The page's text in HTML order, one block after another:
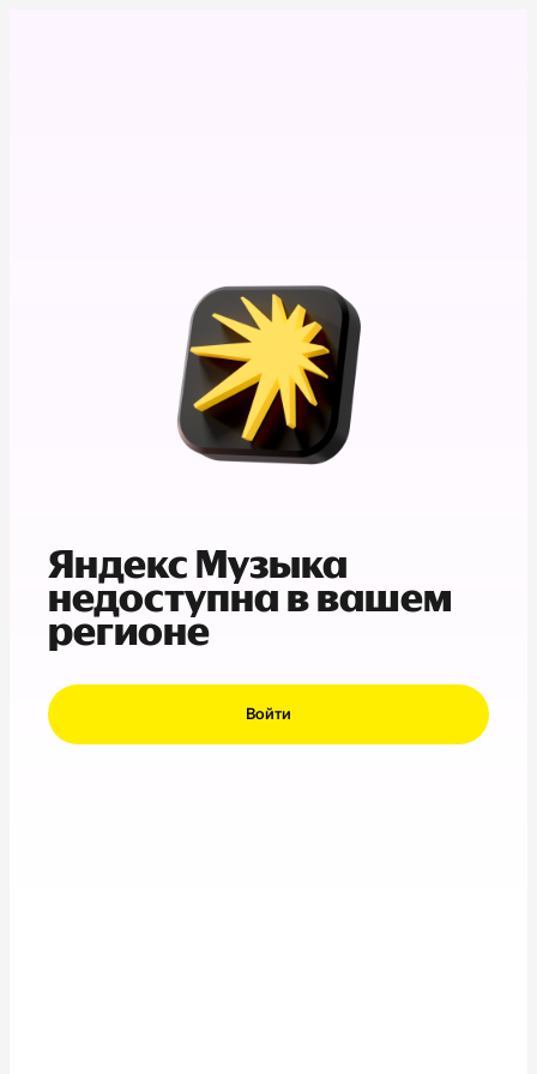
Яндекс Музыка
недоступна в вашем
регионе
Войти